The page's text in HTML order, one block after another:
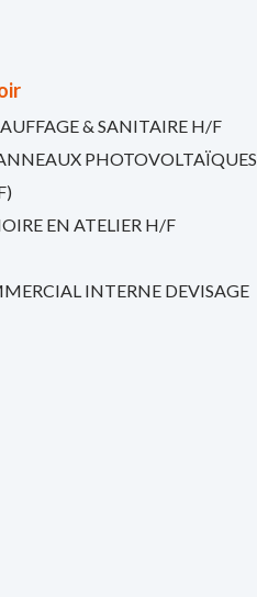
& SANITAIRE H/F
PHOTOVOLTAÏQUES
EN ATELIER H/F
INTERNE DEVISAGE